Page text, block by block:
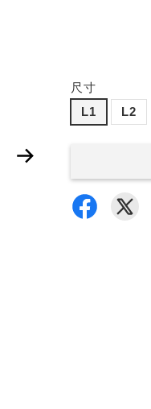
尺寸
L1
L2